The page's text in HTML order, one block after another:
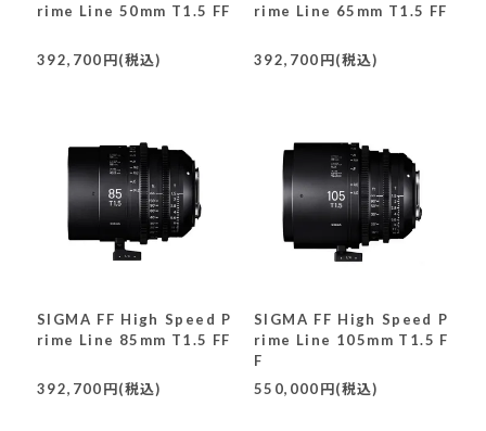
rime Line 50mm T1.5 FF
392,700円(税込)
rime Line 65mm T1.5 FF
392,700円(税込)
SIGMA FF High Speed P
rime Line 85mm T1.5 FF
392,700円(税込)
SIGMA FF High Speed P
rime Line 105mm T1.5 F
F
550,000円(税込)